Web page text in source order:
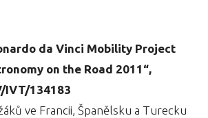
da Vinci Mobility Project
on the Road 2011“,
IVT/134183
ve Francii, Španělsku a Turecku